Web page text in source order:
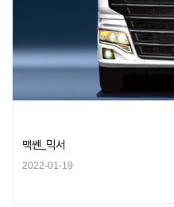
맥쎈_믹서
2022-01-19